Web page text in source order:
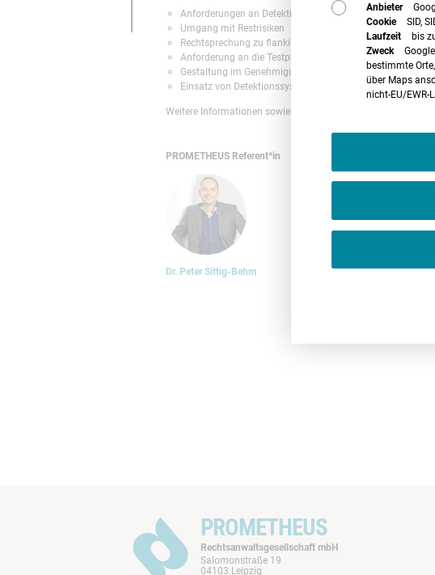
Anforderungen an Detektionssysteme vor dem
Umgang mit Restrisiken
Rechtsprechung zu flankierenden Maßnahmen
Anforderung an die Testphase
Gestaltung im Genehmigungsbescheid
Einsatz von Detektionssystemen aufgrund allgemeiner
Weitere Informationen sowie ein Anmeldeformular finden Sie
PROMETHEUS Referent*in
Dr. Peter Sittig-Behm
PROMETHEUS
Rechtsanwaltsgesellschaft mbH
Salomonstraße 19
04103 Leipzig
Anbieter
Cookie
SID,
Laufzeit
bis
Zweck
bestimmte
über Maps
nicht-EU/EWR-